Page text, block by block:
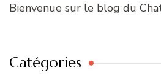
Bienvenue sur le blog du
Catégories